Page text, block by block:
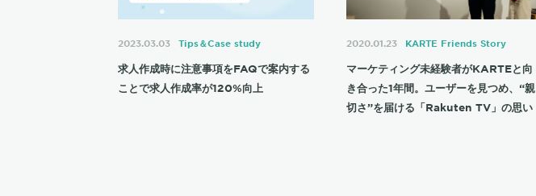
2023.03.03 Tips＆Case study
求人作成時に注意事項をFAQで案内する
ことで求人作成率が120%向上
2020.01.23 KARTE Friends Story
マーケティング未経験者がKARTEと向
き合った1年間。ユーザーを見つめ、“親
切さ”を届ける「Rakuten TV」の思い